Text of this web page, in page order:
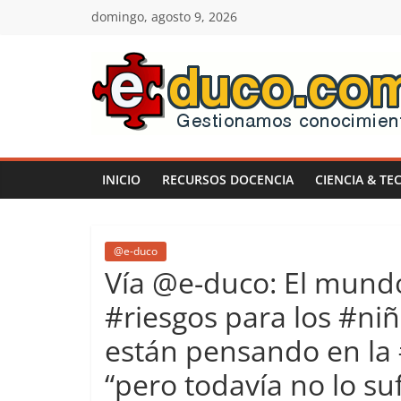
domingo, agosto 9, 2026
E-
duco:
Gestión
del
Conocimiento
Learn
more.
INICIO RECURSOS DOCENCIA CIENCIA &
@e-duco
Vía @e-duco: El
#riesgos para los
están pensando en
“pero todavía no lo